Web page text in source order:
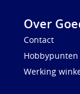
Over
Contact
Hobbypunten
Werking